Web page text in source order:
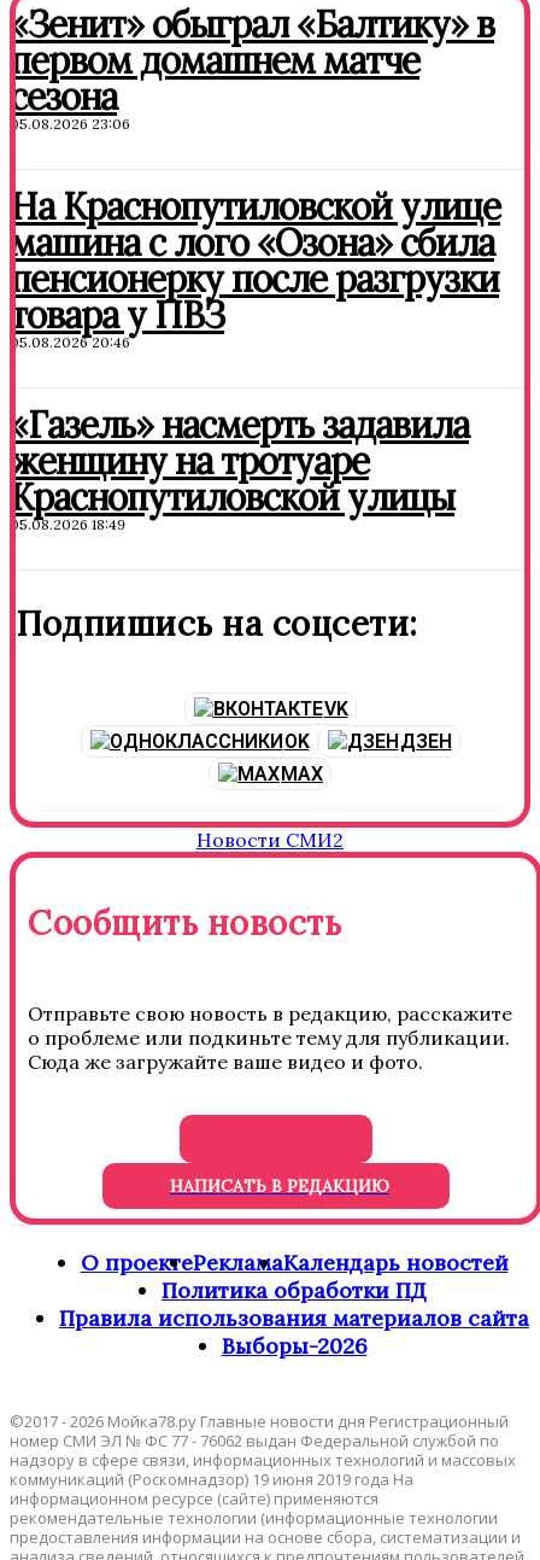
«Зенит» обыграл «Балтику» в
первом домашнем матче
сезона
05.08.2026 23:06
На Краснопутиловской улице
машина с лого «Озона» сбила
пенсионерку после разгрузки
товара у ПВЗ
05.08.2026 20:46
«Газель» насмерть задавила
женщину на тротуаре
Краснопутиловской улицы
05.08.2026 18:49
Подпишись на соцсети:
VK
OK
ДЗЕН
MAX
Новости СМИ2
Сообщить новость
Отправьте свою новость в редакцию, расскажите
о проблеме или подкиньте тему для публикации.
Сюда же загружайте ваше видео и фото.
НАПИСАТЬ В РЕДАКЦИЮ
О проектеРекламаКалендарь новостей
Политика обработки ПД
Правила использования материалов сайта
Выборы-2026
©2017 - 2026 Мойка78.ру Главные новости дня Регистрационный
номер СМИ ЭЛ № ФС 77 - 76062 выдан Федеральной службой по
надзору в сфере связи, информационных технологий и массовых
коммуникаций (Роскомнадзор) 19 июня 2019 года На
информационном ресурсе (сайте) применяются
рекомендательные технологии (информационные технологии
предоставления информации на основе сбора, систематизации и